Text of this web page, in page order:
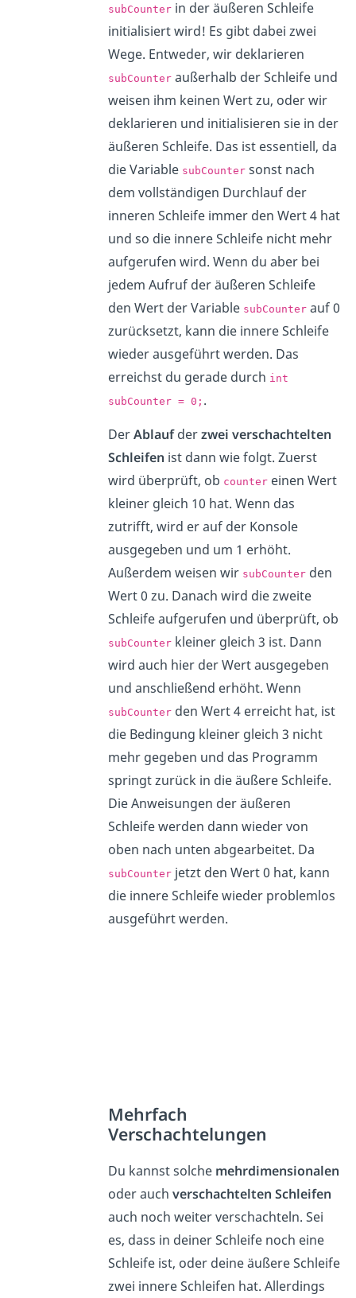
subCounterin der äußeren Schleife
initialisiert wird! Es gibt dabei zwei
Wege. Entweder, wir deklarieren
subCounteraußerhalb der Schleife und
weisen ihm keinen Wert zu, oder wir
deklarieren und initialisieren sie in der
äußeren Schleife. Das ist essentiell, da
die Variable subCountersonst nach
dem vollständigen Durchlauf der
inneren Schleife immer den Wert 4 hat
und so die innere Schleife nicht mehr
aufgerufen wird. Wenn du aber bei
jedem Aufruf der äußeren Schleife
den Wert der Variable subCounterauf 0
zurücksetzt, kann die innere Schleife
wieder ausgeführt werden. Das
erreichst du gerade durch int
subCounter = 0; .
DerAblaufderzwei verschachtelten
Schleifen ist dann wie folgt. Zuerst
wird überprüft, ob countereinen Wert
kleiner gleich 10 hat. Wenn das
zutrifft, wird er auf der Konsole
ausgegeben und um 1 erhöht.
Außerdem weisen wir subCounterden
Wert 0 zu. Danach wird die zweite
Schleife aufgerufen und überprüft, ob
subCounterkleiner gleich 3 ist. Dann
wird auch hier der Wert ausgegeben
und anschließend erhöht. Wenn
subCounterden Wert 4 erreicht hat, ist
die Bedingung kleiner gleich 3 nicht
mehr gegeben und das Programm
springt zurück in die äußere Schleife.
Die Anweisungen der äußeren
Schleife werden dann wieder von
oben nach unten abgearbeitet. Da
subCounterjetzt den Wert 0 hat, kann
die innere Schleife wieder problemlos
ausgeführt werden.
Mehrfach
Verschachtelungen
Du kannst solche mehrdimensionalen
oder auch verschachtelten Schleifen
auch noch weiter verschachteln. Sei
es, dass in deiner Schleife noch eine
Schleife ist, oder deine äußere Schleife
zwei innere Schleifen hat. Allerdings